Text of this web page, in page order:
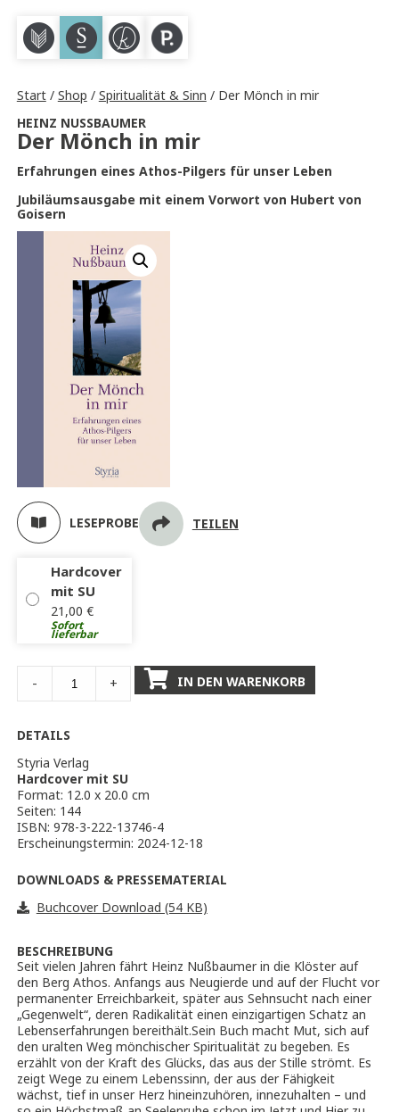
M S K P
Start/ Shop / Spiritualität & Sinn / Der Mönch in mir
HEINZ NUSSBAUMER
Der Mönch in mir
Erfahrungen eines Athos-Pilgers für unser Leben
Jubiläumsausgabe mit einem Vorwort von Hubert von
Goisern
LESEPROBE TEILEN
Hardcover
mit SU
21,00 €
Sofort
lieferbar
- + IN DEN WARENKORB
DETAILS
Styria Verlag
Hardcover mit SU
Format: 12.0 x 20.0 cm
Seiten: 144
ISBN: 978-3-222-13746-4
Erscheinungstermin: 2024-12-18
DOWNLOADS & PRESSEMATERIAL
Buchcover Download (54 KB)
BESCHREIBUNG
Seit vielen Jahren fährt Heinz Nußbaumer in die Klöster auf
den Berg Athos. Anfangs aus Neugierde und auf der Flucht vor
permanenter Erreichbarkeit, später aus Sehnsucht nach einer
„Gegenwelt“, deren Radikalität einen einzigartigen Schatz an
Lebenserfahrungen bereithält.Sein Buch macht Mut, sich auf
den uralten Weg mönchischer Spiritualität zu begeben. Es
erzählt von der Kraft des Glücks, das aus der Stille strömt. Es
zeigt Wege zu einem Lebenssinn, der aus der Fähigkeit
wächst, tief in unser Herz hineinzuhören, innezuhalten – und